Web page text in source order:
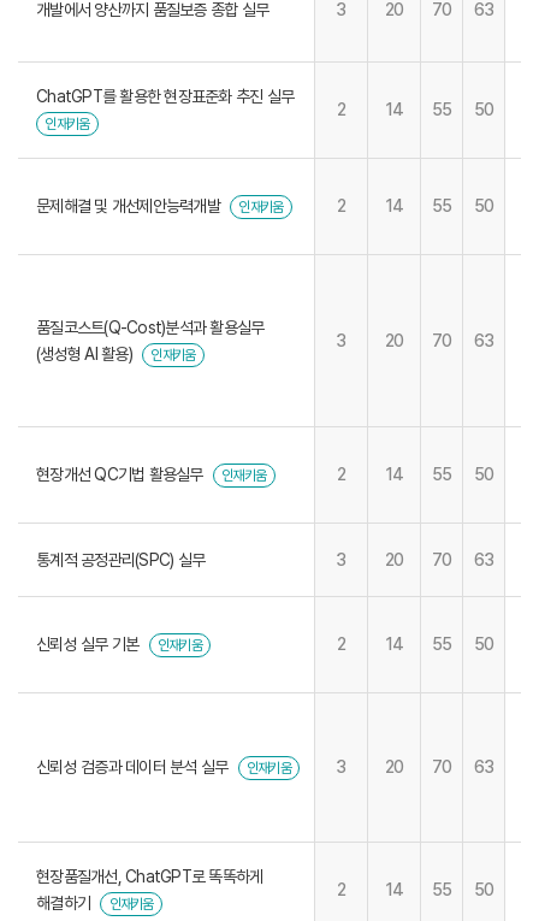
개발에서 양산까지 품질보증 종합 실무 3 20 70 63
ChatGPT를 활용한 현장표준화 추진 실무
인재키움
2 14 55 50
문제해결 및 개선제안능력개발 인재키움 2 14 55 50
품질코스트(Q-Cost)분석과 활용실무
(생성형 AI 활용)
인재키움
3 20 70 63
현장개선 QC기법 활용실무 인재키움 2 14 55 50
통계적 공정관리(SPC) 실무 3 20 70 63
신뢰성 실무 기본 인재키움 2 14 55 50
신뢰성 검증과 데이터 분석 실무 인재키움 3 20 70 63
현장품질개선, ChatGPT로 똑똑하게
해결하기
인재키움
2 14 55 50